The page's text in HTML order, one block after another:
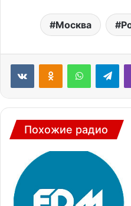
Москва
WhatsApp
Похожие радио